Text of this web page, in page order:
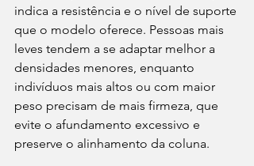
indica a resistência e o nível de suporte
que o modelo oferece. Pessoas mais
leves tendem a se adaptar melhor a
densidades menores, enquanto
indivíduos mais altos ou com maior
peso precisam de mais firmeza, que
evite o afundamento excessivo e
preserve o alinhamento da coluna.